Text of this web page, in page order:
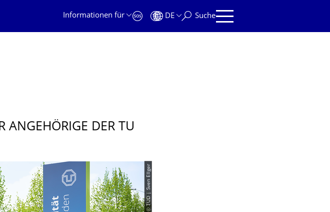
Informationen für
DE Suche
ANGEHÖRIGE DER TU
© TUD | Sven Ellger